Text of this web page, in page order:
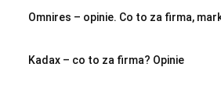
Omnires – opinie. Co to za firma,
Kadax – co to za firma? Opinie